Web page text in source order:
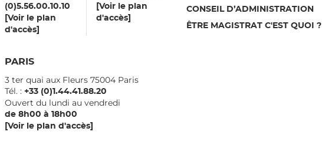
(0)5.56.00.10.10
[Voir le plan
d'accès]
[Voir le plan
d'accès]
PARIS
3 ter quai aux Fleurs 75004 Paris
Tél. : +33 (0)1.44.41.88.20
Ouvert du lundi au vendredi
de 8h00 à 18h00
[Voir le plan d'accès]
CONSEIL D’ADMINISTRATION
ÊTRE MAGISTRAT C'EST QUOI ?